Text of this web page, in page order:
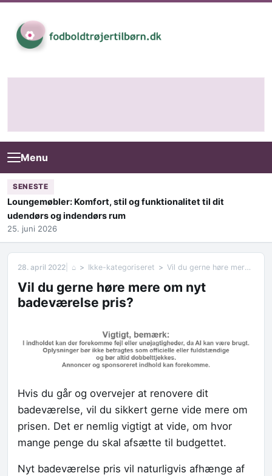
Menu
SENESTE
Loungemøbler: Komfort, stil og funktionalitet til dit
udendørs og indendørs rum
25. juni 2026
28. april 2022 ⌂ Ikke-kategoriseret Vil du gerne høre mere om nyt badeværelse pris?
Vil du gerne høre mere om nyt
badeværelse pris?
Hvis du går og overvejer at renovere dit
badeværelse, vil du sikkert gerne vide mere om
prisen. Det er nemlig vigtigt at vide, om hvor
mange penge du skal afsætte til budgettet.
Nyt badeværelse pris vil naturligvis afhænge af